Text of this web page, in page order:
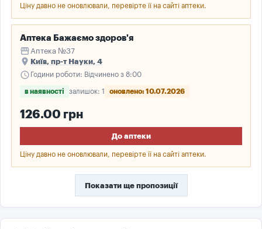
Ціну давно не оновлювали, перевірте її на сайті аптеки.
Аптека Бажаємо здоров'я
storefront Аптека №37
place Київ, пр-т Науки, 4
schedule Години роботи: Відчинено з 8:00
в наявності залишок: 1 оновлено: 10.07.2026
126.00 грн
До аптеки
Ціну давно не оновлювали, перевірте її на сайті аптеки.
Показати ще пропозиції